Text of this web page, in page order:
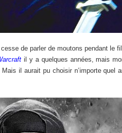
de parler de moutons pendant le
il y a quelques années, mais
il aurait pu choisir n’importe quel